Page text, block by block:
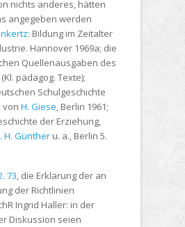
nichts anderes, hätten
angegeben werden
: Bildung im Zeitalter
Hannover 1969a; die
Quellenausgaben des
pädagog. Texte);
Schulgeschichte
von H. Giese, Berlin 1961;
der Erziehung,
H. Günther u. a., Berlin 5.
73, die Erklärung der an
der Richtlinien
Ingrid Haller: in der
Diskussion seien